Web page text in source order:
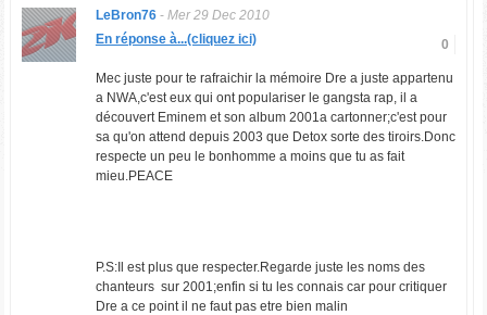
LeBron76- Mer 29 Dec 2010
0
En réponse à...(cliquez ici)
Mec juste pour te rafraichir la mémoire Dre a juste appartenu
a NWA,c'est eux qui ont populariser le gangsta rap, il a
découvert Eminem et son album 2001a cartonner;c'est pour
sa qu'on attend depuis 2003 que Detox sorte des tiroirs.Donc
respecte un peu le bonhomme a moins que tu as fait
mieu.PEACE
P.S:Il est plus que respecter.Regarde juste les noms des
chanteurs sur 2001;enfin si tu les connais car pour critiquer
Dre a ce point il ne faut pas etre bien malin